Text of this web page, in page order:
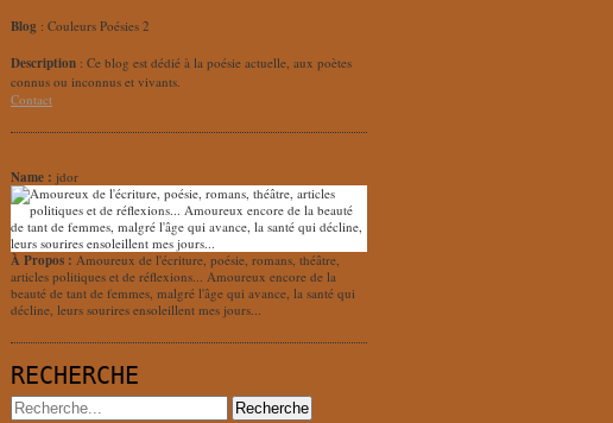
Blog : Couleurs Poésies 2
Description : Ce blog est dédié à la poésie actuelle, aux poètes
connus ou inconnus et vivants.
Contact
Name : jdor
À Propos : Amoureux de l'écriture, poésie, romans, théâtre,
articles politiques et de réflexions... Amoureux encore de la
beauté de tant de femmes, malgré l'âge qui avance, la santé qui
décline, leurs sourires ensoleillent mes jours...
RECHERCHE